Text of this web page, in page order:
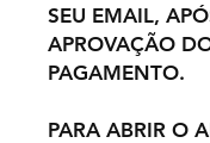
SEU EMAIL,
APROVAÇÃO
PAGAMENTO.
PARA ABRIR O